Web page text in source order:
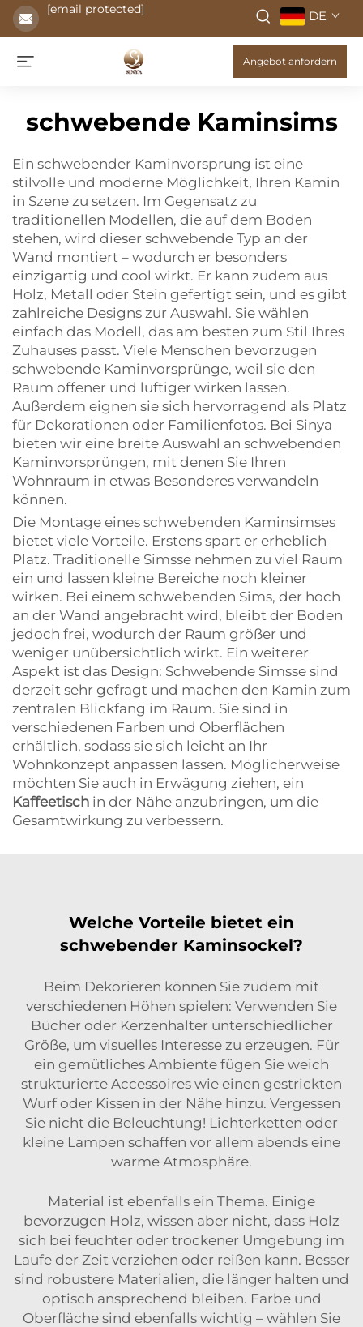
[email protected] DE
Angebot anfordern
schwebende Kaminsims
Ein schwebender Kaminvorsprung ist eine
stilvolle und moderne Möglichkeit, Ihren Kamin
in Szene zu setzen. Im Gegensatz zu
traditionellen Modellen, die auf dem Boden
stehen, wird dieser schwebende Typ an der
Wand montiert – wodurch er besonders
einzigartig und cool wirkt. Er kann zudem aus
Holz, Metall oder Stein gefertigt sein, und es gibt
zahlreiche Designs zur Auswahl. Sie wählen
einfach das Modell, das am besten zum Stil Ihres
Zuhauses passt. Viele Menschen bevorzugen
schwebende Kaminvorsprünge, weil sie den
Raum offener und luftiger wirken lassen.
Außerdem eignen sie sich hervorragend als Platz
für Dekorationen oder Familienfotos. Bei Sinya
bieten wir eine breite Auswahl an schwebenden
Kaminvorsprüngen, mit denen Sie Ihren
Wohnraum in etwas Besonderes verwandeln
können.
Die Montage eines schwebenden Kaminsimses
bietet viele Vorteile. Erstens spart er erheblich
Platz. Traditionelle Simsse nehmen zu viel Raum
ein und lassen kleine Bereiche noch kleiner
wirken. Bei einem schwebenden Sims, der hoch
an der Wand angebracht wird, bleibt der Boden
jedoch frei, wodurch der Raum größer und
weniger unübersichtlich wirkt. Ein weiterer
Aspekt ist das Design: Schwebende Simsse sind
derzeit sehr gefragt und machen den Kamin zum
zentralen Blickfang im Raum. Sie sind in
verschiedenen Farben und Oberflächen
erhältlich, sodass sie sich leicht an Ihr
Wohnkonzept anpassen lassen. Möglicherweise
möchten Sie auch in Erwägung ziehen, ein
Kaffeetisch in der Nähe anzubringen, um die
Gesamtwirkung zu verbessern.
Welche Vorteile bietet ein
schwebender Kaminsockel?
Beim Dekorieren können Sie zudem mit
verschiedenen Höhen spielen: Verwenden Sie
Bücher oder Kerzenhalter unterschiedlicher
Größe, um visuelles Interesse zu erzeugen. Für
ein gemütliches Ambiente fügen Sie weich
strukturierte Accessoires wie einen gestrickten
Wurf oder Kissen in der Nähe hinzu. Vergessen
Sie nicht die Beleuchtung! Lichterketten oder
kleine Lampen schaffen vor allem abends eine
warme Atmosphäre.
Material ist ebenfalls ein Thema. Einige
bevorzugen Holz, wissen aber nicht, dass Holz
sich bei feuchter oder trockener Umgebung im
Laufe der Zeit verziehen oder reißen kann. Besser
sind robustere Materialien, die länger halten und
optisch ansprechend bleiben. Farbe und
Oberfläche sind ebenfalls wichtig – wählen Sie